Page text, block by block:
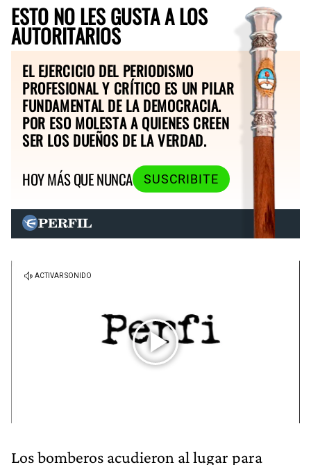
ESTO NO LES GUSTA A LOS
AUTORITARIOS
EL EJERCICIO DEL PERIODISMO
PROFESIONAL Y CRÍTICO ES UN PILAR
FUNDAMENTAL DE LA DEMOCRACIA.
POR ESO MOLESTA A QUIENES CREEN
SER LOS DUEÑOS DE LA VERDAD.
HOY MÁS QUE NUNCA
SUSCRIBITE
Los bomberos acudieron al lugar para